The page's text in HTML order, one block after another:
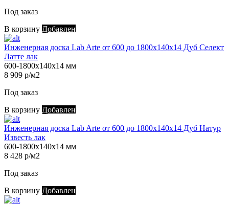
Под заказ
В корзину Добавлен
Инженерная доска Lab Arte от 600 до 1800х140х14 Дуб Селект
Латте лак
600-1800х140х14 мм
8 909 р/м2
Под заказ
В корзину Добавлен
Инженерная доска Lab Arte от 600 до 1800х140х14 Дуб Натур
Известь лак
600-1800х140х14 мм
8 428 р/м2
Под заказ
В корзину Добавлен